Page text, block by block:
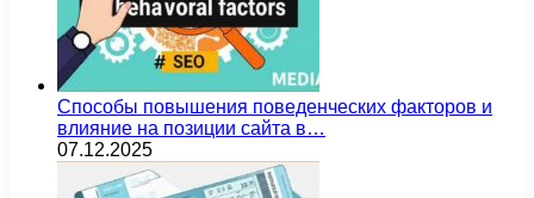
Способы повышения поведенческих факторов и
влияние на позиции сайта в…
07.12.2025